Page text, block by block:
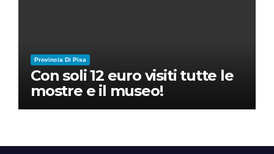
Provincia Di Pisa
Con soli 12 euro visiti tutte le
mostre e il museo!